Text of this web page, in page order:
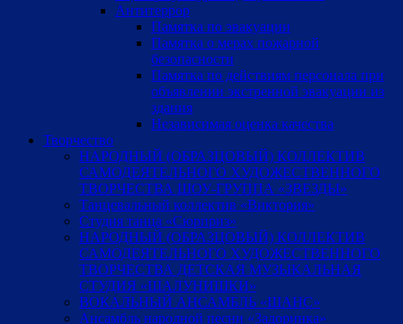
Антитеррор
Памятка по эвакуации
Памятка о мерах пожарной
безопасности
Памятка по действиям персонала при
объявлении экстренной эвакуации из
здания
Независимая оценка качества
Творчество
НАРОДНЫЙ (ОБРАЗЦОВЫЙ) КОЛЛЕКТИВ
САМОДЕЯТЕЛЬНОГО ХУДОЖЕСТВЕННОГО
ТВОРЧЕСТВА ШОУ-ГРУППА «ЗВЕЗДЫ»
Танцевальный коллектив «Виктория»
Студия танца «Сюрприз»
НАРОДНЫЙ (ОБРАЗЦОВЫЙ) КОЛЛЕКТИВ
САМОДЕЯТЕЛЬНОГО ХУДОЖЕСТВЕННОГО
ТВОРЧЕСТВА ДЕТСКАЯ МУЗЫКАЛЬНАЯ
СТУДИЯ «ШАЛУНИШКИ»
ВОКАЛЬНЫЙ АНСАМБЛЬ «ШАНС»
Ансамбль народной песни «Задоринка»